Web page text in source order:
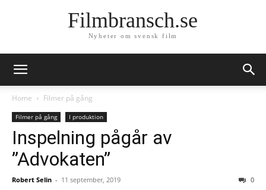
Filmbransch.se
Nyheter om svensk film
Home Filmer på gång
Filmer på gång I produktion
Inspelning pågår av
”Advokaten”
Robert Selin - 11 september, 2019 0